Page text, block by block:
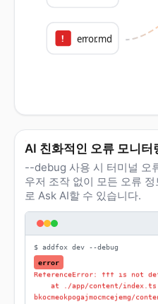
! error.md
AI 친화적인 오류 모니터
--debug 사용 시 터미널 오
우저 조작 없이 모든 오류
로 Ask AI할 수 있습니다.
$ addfox dev --debug
error
--- BEGIN AI PROMPT ---
You are a frontend and
t, proficient with the Addfox
rt (and `.addfox/error.md` /
--- Addfox extension error
front-end-framework: React
entry: content
type: error
location: chrome-extension://
stack:
ReferenceError: fff is not
    at ./app/content/index.ts (chrome-extension://fbnnalick
bkocmeokpogajmocmcejemg/
    at __webpack_require__ (chrome-extension://fbnnalickbko